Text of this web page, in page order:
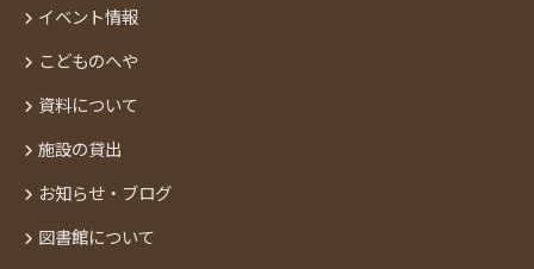
イベント情報
こどものへや
資料について
施設の貸出
お知らせ・ブログ
図書館について